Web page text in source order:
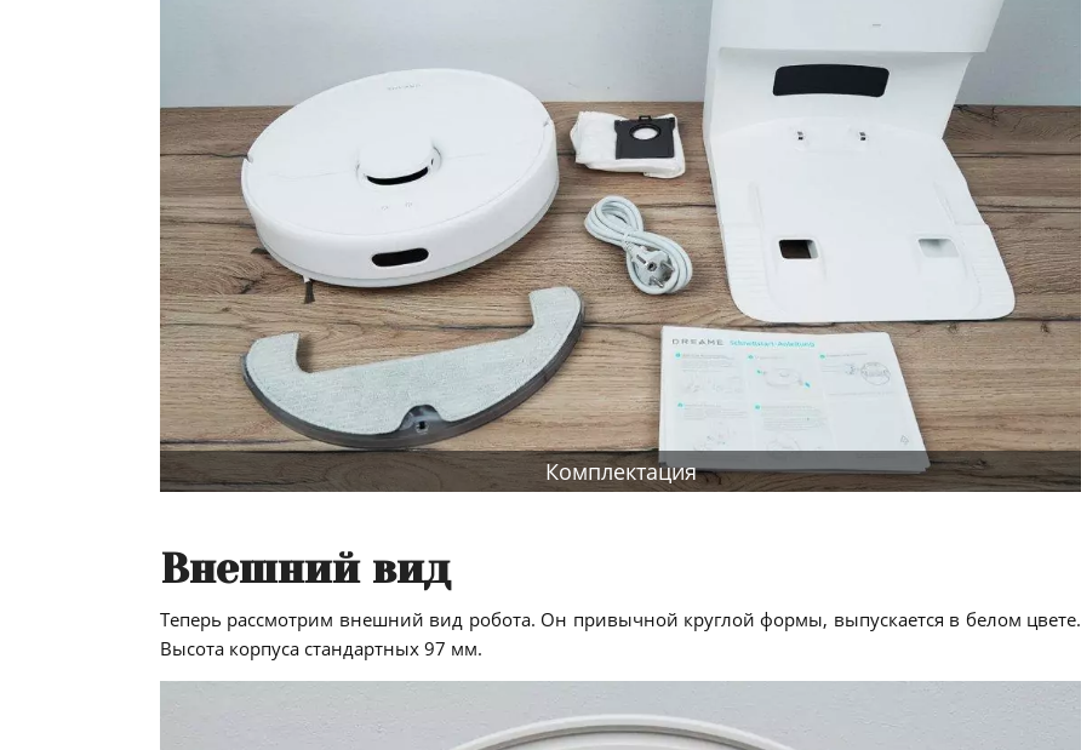
Комплектация
Внешний вид
Теперь рассмотрим внешний вид робота. Он привычной круглой формы, выпускается в белом цвете.
Высота корпуса стандартных 97 мм.